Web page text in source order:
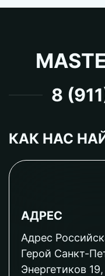
8
КАК НАС
АДРЕС
Адрес
Герой Санкт-
Энергетиков